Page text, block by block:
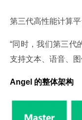
第三代高性能计算平
“同时，我们第三代
支持文本、语音、图
Angel 的整体架构